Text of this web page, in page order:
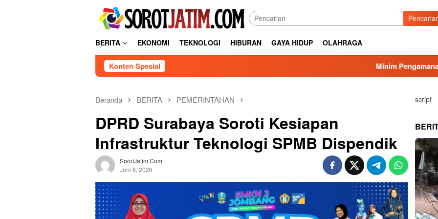
BERITA EKONOMI TEKNOLOGI HIBURAN GAYA HIDUP OLAHRAGA
Konten Spesial Minim Pengamanan Proyek
Beranda BERITA PEMERINTAHAN
DPRD Surabaya Soroti Kesiapan
Infrastruktur Teknologi SPMB Dispendik
SorotJatim.com
Juni 8, 2026
script